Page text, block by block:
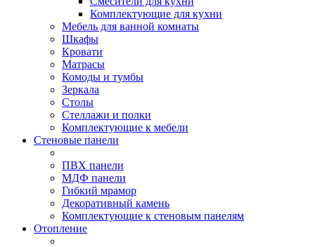
Комплектующие для кухни
Мебель для ванной комнаты
Шкафы
Кровати
Матрасы
Комоды и тумбы
Зеркала
Столы
Стеллажи и полки
Комплектующие к мебели
Стеновые панели
ПВХ панели
МДФ панели
Гибкий мрамор
Декоративный камень
Комплектующие к стеновым панелям
Отопление